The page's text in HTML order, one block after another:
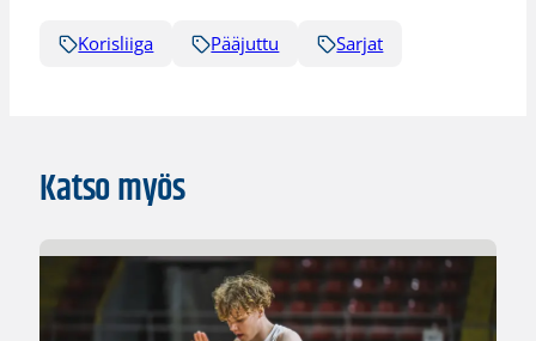
Korisliiga Pääjuttu Sarjat
Katso myös